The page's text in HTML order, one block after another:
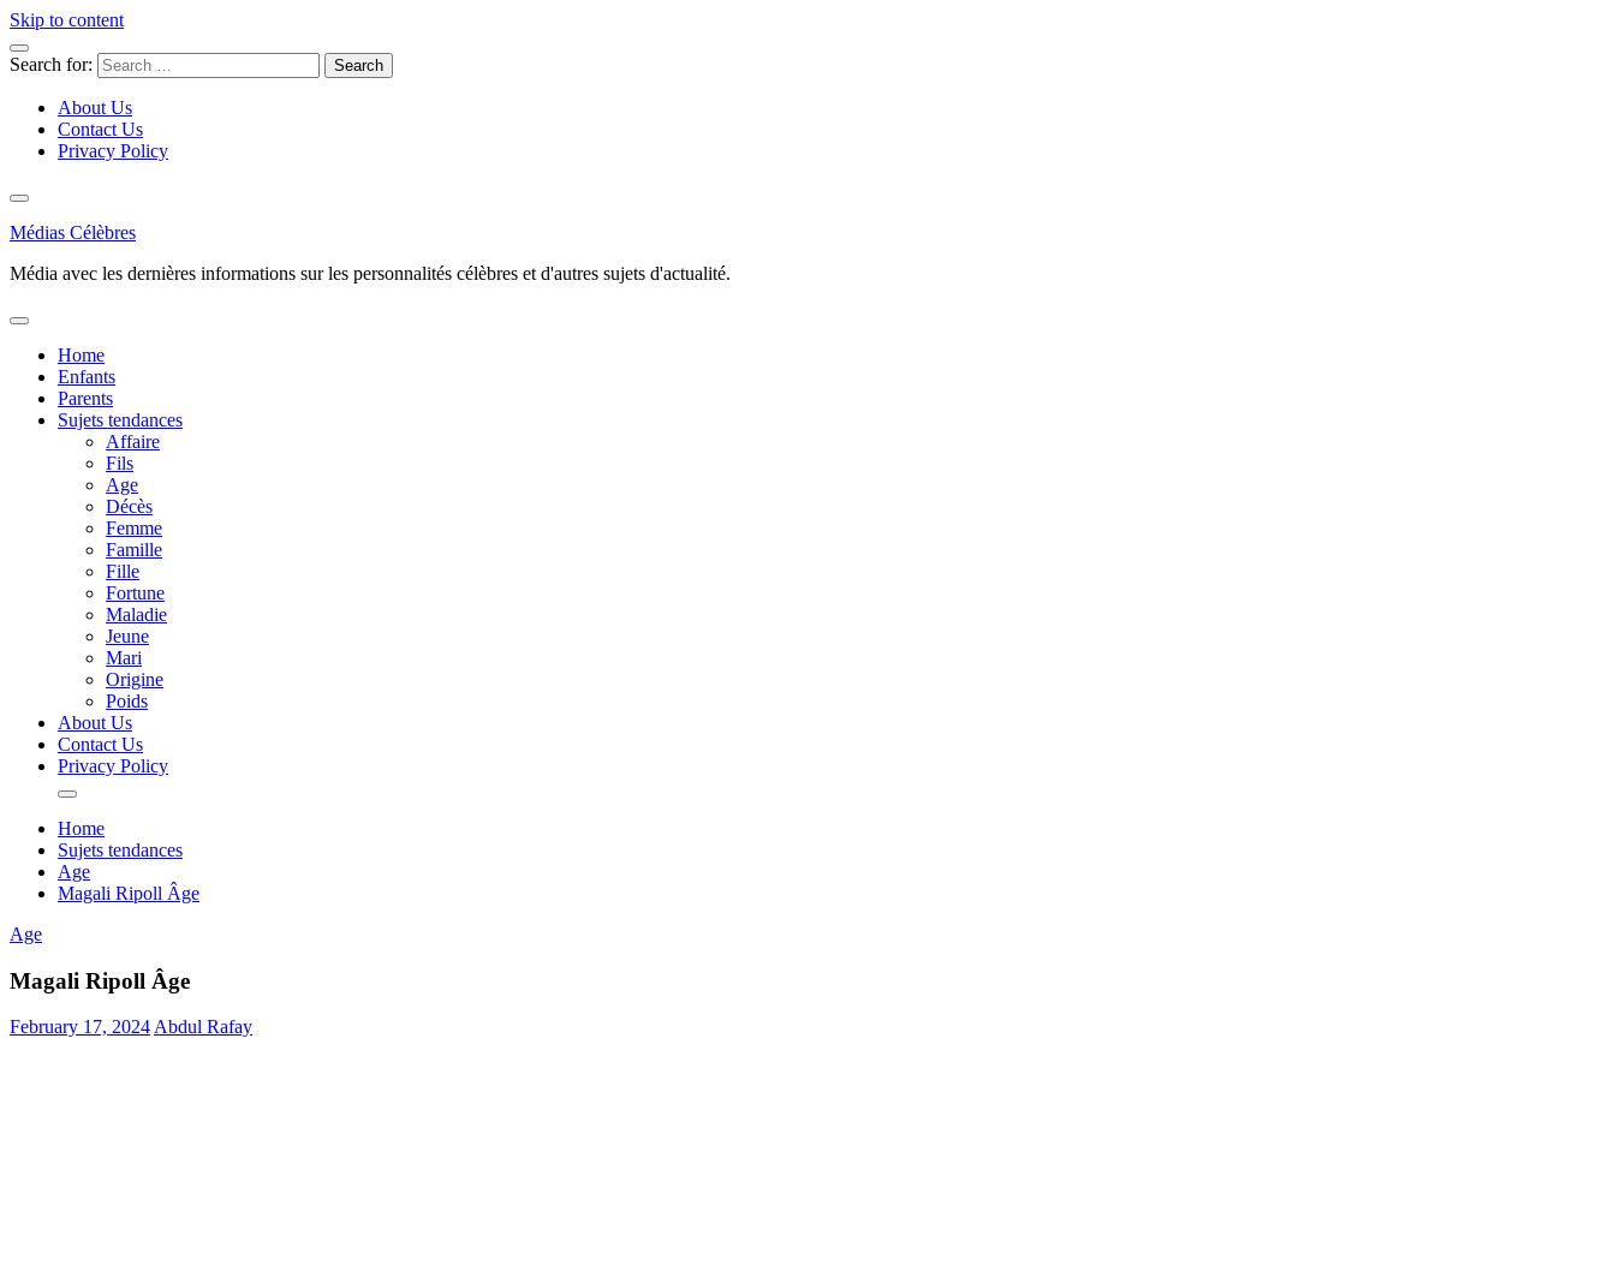
Skip to content
Search for:
About Us
Contact Us
Privacy Policy
Médias Célèbres
Média avec les dernières informations sur les personnalités célèbres et d'autres sujets d'actualité.
Home
Enfants
Parents
Sujets tendances
Affaire
Fils
Age
Décès
Femme
Famille
Fille
Fortune
Maladie
Jeune
Mari
Origine
Poids
About Us
Contact Us
Privacy Policy
Home
Sujets tendances
Age
Magali Ripoll Âge
Age
Magali Ripoll Âge
February 17, 2024Abdul Rafay